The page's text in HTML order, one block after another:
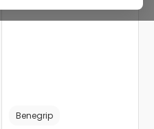
Benegrip